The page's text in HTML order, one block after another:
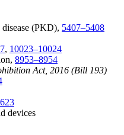
(PKD), 5407–5408
, 10023–10024
8953–8954
Act, 2016 (Bill 193)
devices